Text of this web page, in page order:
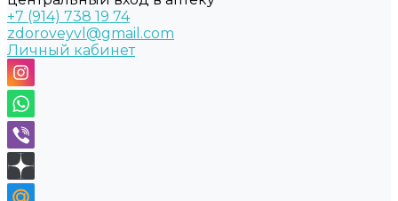
+7 (914) 738 19 74
zdoroveyvl@gmail.com
Личный кабинет